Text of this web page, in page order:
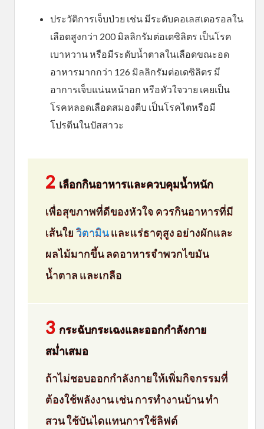
ประวัติการเจ็บป่วย เช่น มีระดับคอเลสเตอรอลใน
เลือดสูงกว่า 200 มิลลิกรัมต่อเดซิลิตร เป็นโรค
เบาหวาน หรือมีระดับน้ำตาลในเลือดขณะอด
อาหารมากกว่า 126 มิลลิกรัมต่อเดซิลิตร มี
อาการเจ็บแน่นหน้าอก หรือหัวใจวาย เคยเป็น
โรคหลอดเลือดสมองตีบ เป็นโรคไตหรือมี
โปรตีนในปัสสาวะ
2 เลือกกินอาหารและควบคุมน้ำหนัก
เพื่อสุขภาพที่ดีของหัวใจ ควรกินอาหารที่มี
เส้นใย วิตามินและแร่ธาตุสูง อย่างผักและ
ผลไม้มากขึ้น ลดอาหารจำพวกไขมัน
น้ำตาล และเกลือ
3 กระฉับกระเฉงและออกกำลังกาย
สม่ำเสมอ
ถ้าไม่ชอบออกกำลังกายให้เพิ่มกิจกรรมที่
ต้องใช้พลังงาน เช่น การทำงานบ้าน ทำ
สวน ใช้บันไดแทนการใช้ลิฟต์